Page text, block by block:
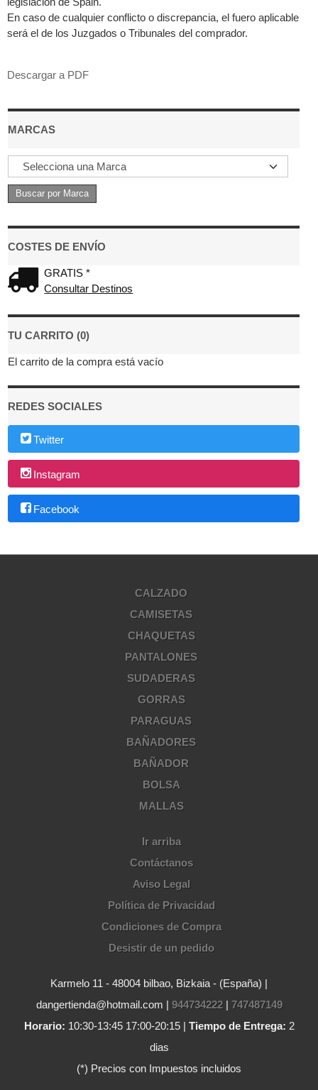
MARCAS
COSTES DE ENVÍO
GRATIS *
Consultar Destinos
TU CARRITO (0)
El carrito de la compra está vacío
REDES SOCIALES
Twitter
Instagram
Facebook
En caso de cualquier conflicto o discrepancia, el fuero aplicable
será el de los Juzgados o Tribunales del comprador.
Descargar a PDF
CALZADO
CAMISETAS
CHAQUETAS
PANTALONES
SUDADERAS
GORRAS
PARAGUAS
BAÑADORES
BAÑADOR
BOLSA
MALLAS
Ir arriba
Contáctanos
Aviso Legal
Política de Privacidad
Condiciones de Compra
Desistir de un pedido
Karmelo 11 - 48004 bilbao, Bizkaia - (España) |
dangertienda@hotmail.com | 944734222| 747487149
Horario: 10:30-13:45 17:00-20:15 | Tiempo de Entrega: 2
dias
(*) Precios con Impuestos incluidos